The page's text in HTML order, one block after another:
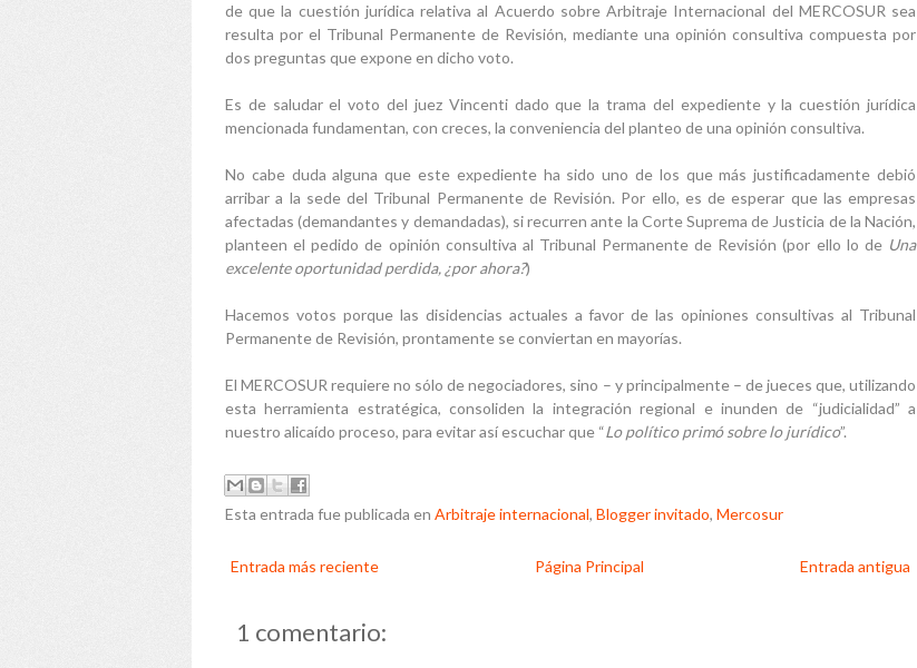
de que la cuestión jurídica relativa al Acuerdo sobre Arbitraje Internacional del MERCOSUR sea
resulta por el Tribunal Permanente de Revisión, mediante una opinión consultiva compuesta por
dos preguntas que expone en dicho voto.
Es de saludar el voto del juez Vincenti dado que la trama del expediente y la cuestión jurídica
mencionada fundamentan, con creces, la conveniencia del planteo de una opinión consultiva.
No cabe duda alguna que este expediente ha sido uno de los que más justificadamente debió
arribar a la sede del Tribunal Permanente de Revisión. Por ello, es de esperar que las empresas
afectadas (demandantes y demandadas), si recurren ante la Corte Suprema de Justicia de la Nación,
planteen el pedido de opinión consultiva al Tribunal Permanente de Revisión (por ello lo de Una
excelente oportunidad perdida, ¿por ahora?)
Hacemos votos porque las disidencias actuales a favor de las opiniones consultivas al Tribunal
Permanente de Revisión, prontamente se conviertan en mayorías.
El MERCOSUR requiere no sólo de negociadores, sino – y principalmente – de jueces que, utilizando
esta herramienta estratégica, consoliden la integración regional e inunden de “judicialidad” a
nuestro alicaído proceso, para evitar así escuchar que “Lo político primó sobre lo jurídico”.
Esta entrada fue publicada en Arbitraje internacional, Blogger invitado, Mercosur
Entrada más reciente Entrada antigua
Página Principal
1 comentario: